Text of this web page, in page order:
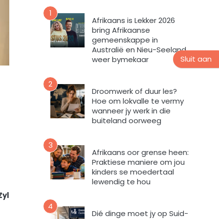
u
u
s
b
e
f
v
o
r
m
i
e
v
u
e
m
e
k
a
a
1
Afrikaans is Lekker 2026
bring Afrikaanse
gemeenskappe in
Australië en Nieu-Seeland
weer bymekaar
2
Droomwerk of duur les?
Hoe om lokvalle te vermy
wanneer jy werk in die
buiteland oorweeg
3
Afrikaans oor grense heen:
Praktiese maniere om jou
kinders se moedertaal
lewendig te hou
4
Dié dinge moet jy op Suid-
Sluit aan